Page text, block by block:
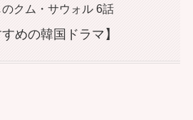
クム・サウォル 6話
めの韓国ドラマ】